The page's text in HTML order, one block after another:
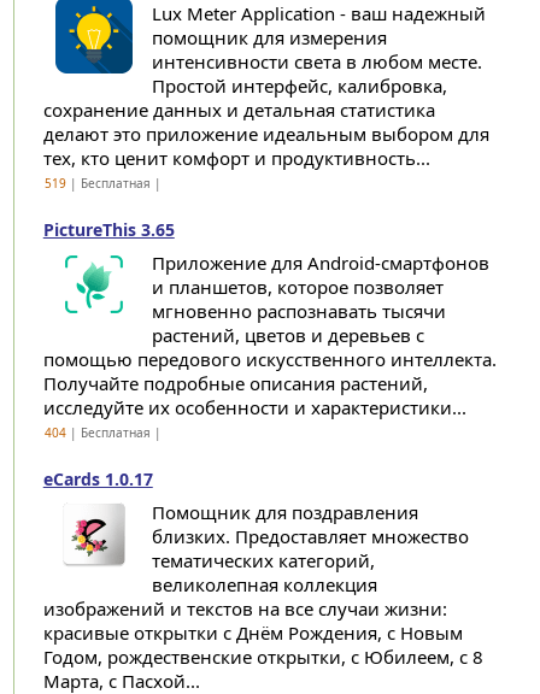
Lux Meter Application - ваш надежный
помощник для измерения
интенсивности света в любом месте.
Простой интерфейс, калибровка,
сохранение данных и детальная статистика
делают это приложение идеальным выбором для
тех, кто ценит комфорт и продуктивность...
519| Бесплатная |
PictureThis 3.65
Приложение для Android-смартфонов
и планшетов, которое позволяет
мгновенно распознавать тысячи
растений, цветов и деревьев с
помощью передового искусственного интеллекта.
Получайте подробные описания растений,
исследуйте их особенности и характеристики...
404| Бесплатная |
eCards 1.0.17
Помощник для поздравления
близких. Предоставляет множество
тематических категорий,
великолепная коллекция
изображений и текстов на все случаи жизни:
красивые открытки с Днём Рождения, с Новым
Годом, рождественские открытки, с Юбилеем, с 8
Марта, с Пасхой...